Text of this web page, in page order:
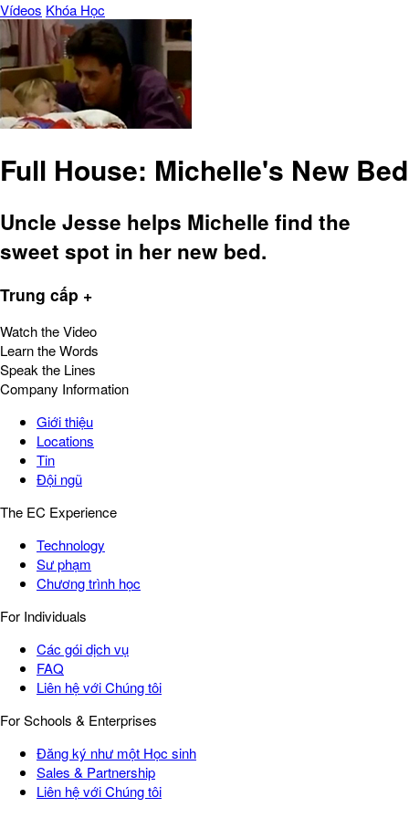
Vídeos Khóa Học
Full House: Michelle's New Bed
Uncle Jesse helps Michelle find the
sweet spot in her new bed.
Trung cấp +
Watch the Video
Learn the Words
Speak the Lines
Company Information
Giới thiệu
Locations
Tin
Đội ngũ
The EC Experience
Technology
Sư phạm
Chương trình học
For Individuals
Các gói dịch vụ
FAQ
Liên hệ với Chúng tôi
For Schools & Enterprises
Đăng ký như một Học sinh
Sales & Partnership
Liên hệ với Chúng tôi